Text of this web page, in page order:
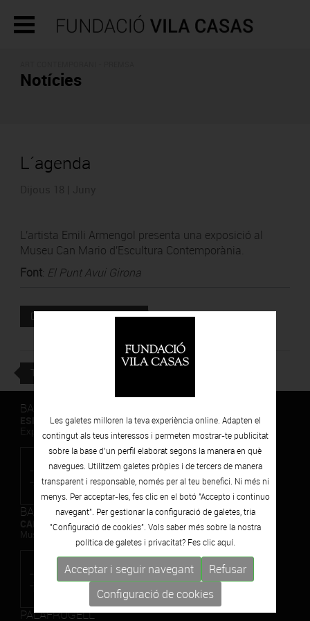
Notícies
L´agenda
L'artista Emili Armengol presenta una exposició al
Museu Can Mario d'Escultura Contemporània.
Font: El Punt Avui Girona
DESCARREGAR Document adjunt
TORNAR
BARCELONA
ESPAIS VOLART
Exposicions Temporals d'Art Contemporani
BARCELONA
CAN FRAMIS
Museu de Pintura Contemporània
PALAFRUGELL
Les galetes milloren la teva experiència online. Adapten el
contingut als teus interessos i permeten mostrar-te publicitat
sobre la base d’un perfil elaborat segons la manera en què
navegues. Utilitzem galetes pròpies i de tercers de manera
transparent i responsable, només per al teu benefici. Ni més ni
menys. Per acceptar-les, fes clic en el botó "Accepto i continuo
navegant". Per gestionar la configuració de galetes, tria
"Configuració de cookies". Vols saber més sobre la nostra
política de galetes i privacitat? Fes clicaquí.
Acceptar i seguir navegant
Refusar
Configuració de cookies